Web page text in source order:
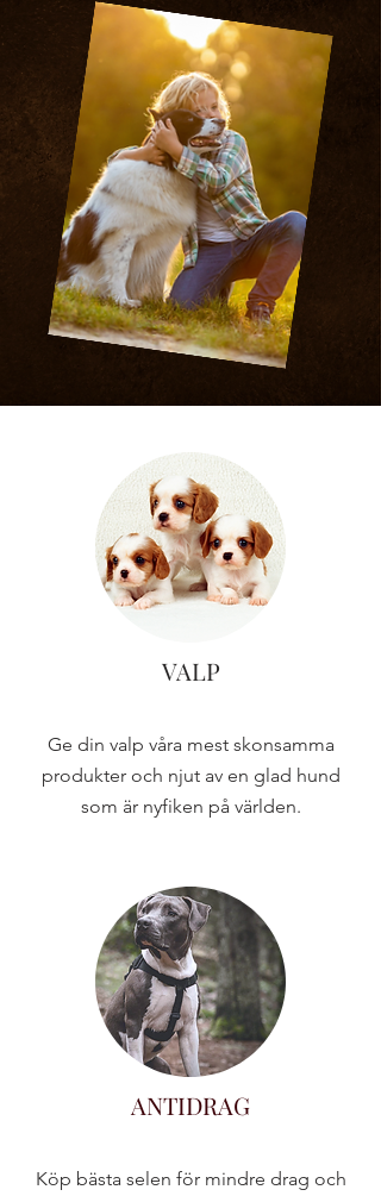
VALP
Ge din valp våra mest skonsamma
produkter och njut av en glad hund
som är nyfiken på världen.
ANTIDRAG
Köp bästa selen för mindre drag och